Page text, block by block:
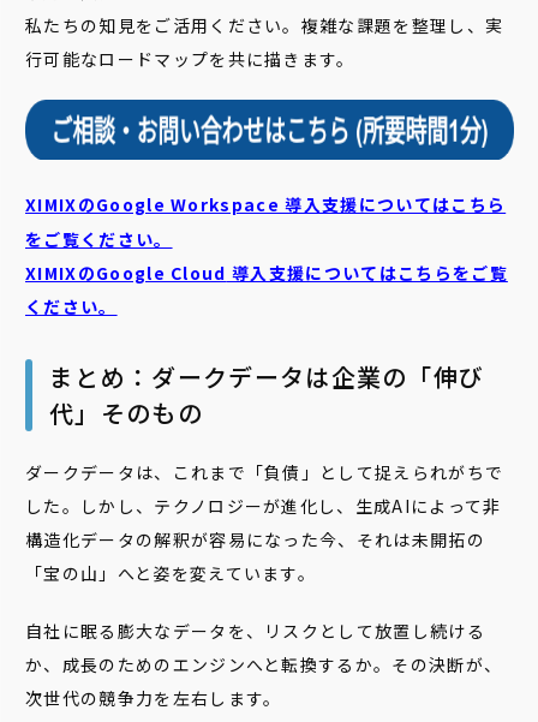
私たちの知見をご活用ください。複雑な課題を整理し、実
行可能なロードマップを共に描きます。
XIMIXのGoogle Workspace 導入支援についてはこちら
をご覧ください。
XIMIXのGoogle Cloud 導入支援についてはこちらをご覧
ください。
まとめ：ダークデータは企業の「伸び
代」そのもの
ダークデータは、これまで「負債」として捉えられがちで
した。しかし、テクノロジーが進化し、生成AIによって非
構造化データの解釈が容易になった今、それは未開拓の
「宝の山」へと姿を変えています。
自社に眠る膨大なデータを、リスクとして放置し続ける
か、成長のためのエンジンへと転換するか。その決断が、
次世代の競争力を左右します。